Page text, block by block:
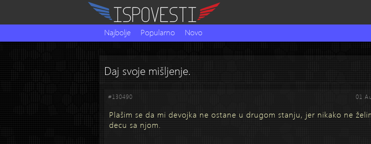
Najbolje Popularno Novo
Daj svoje mišljenje.
#130490 01
Plašim se da mi devojka ne ostane u drugom stanju, jer nikako ne
decu sa njom.